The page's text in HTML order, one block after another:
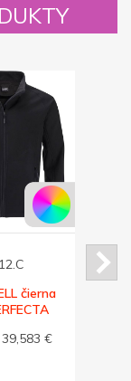
čierna
€
Kód: